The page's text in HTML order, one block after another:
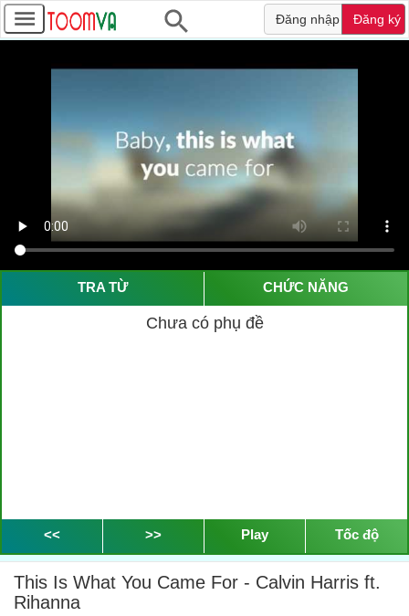
Đăng nhập Đăng ký
TRA TỪ CHỨC NĂNG
Chưa có phụ đề
<< >> Play Tốc độ
This Is What You Came For - Calvin Harris ft.
Rihanna